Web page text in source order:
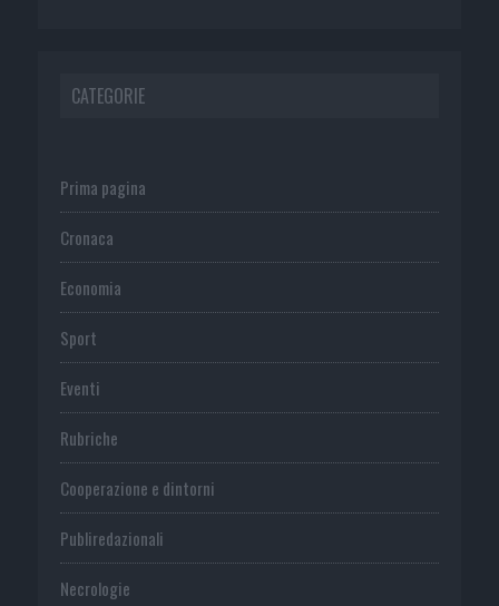
CATEGORIE
Prima pagina
Cronaca
Economia
Sport
Eventi
Rubriche
Cooperazione e dintorni
Publiredazionali
Necrologie